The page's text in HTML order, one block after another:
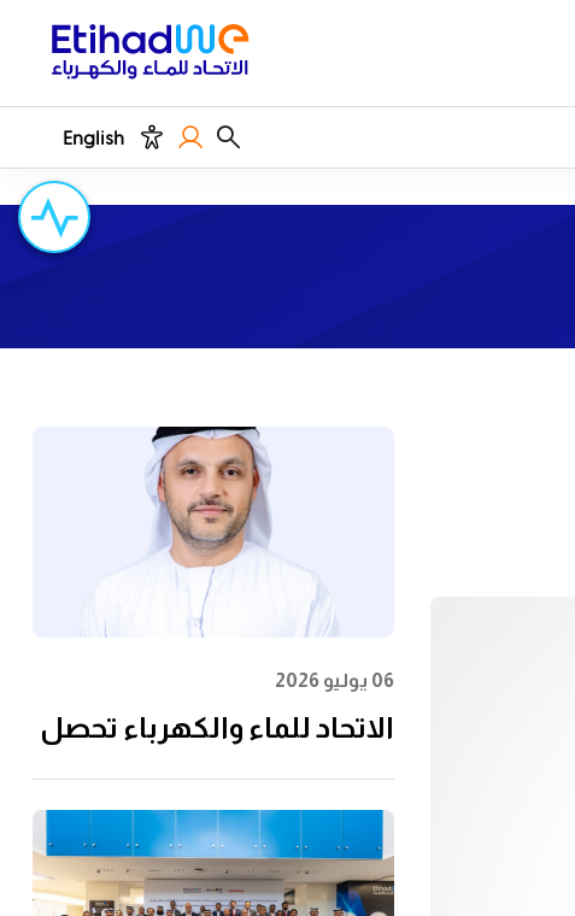
English
06 يوليو 2026
الاتحاد للماء والكهرباء تحصل
55001:2024 في إدارة الأصول